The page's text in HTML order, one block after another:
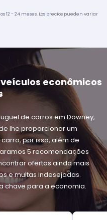
12 - 24 meses. Los precios pueden variar
econômicos
de carros em Downey,
lhe proporcionar um
por isso, além de
5 recomendações
ofertas ainda mais
e multas indesejadas.
chave para a economia.